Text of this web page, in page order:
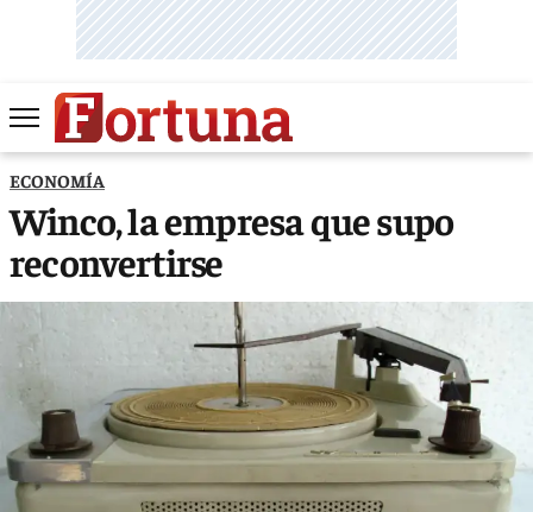
ECONOMÍA
Winco, la empresa que supo
reconvertirse